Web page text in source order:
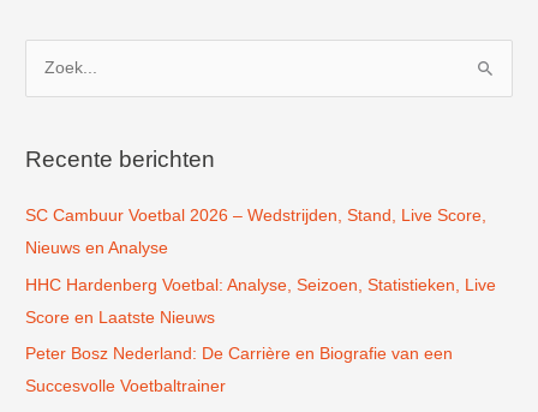
k
a
a
r
:
Recente berichten
SC Cambuur Voetbal 2026 – Wedstrijden, Stand, Live Score,
Nieuws en Analyse
HHC Hardenberg Voetbal: Analyse, Seizoen, Statistieken, Live
Score en Laatste Nieuws
Peter Bosz Nederland: De Carrière en Biografie van een
Succesvolle Voetbaltrainer